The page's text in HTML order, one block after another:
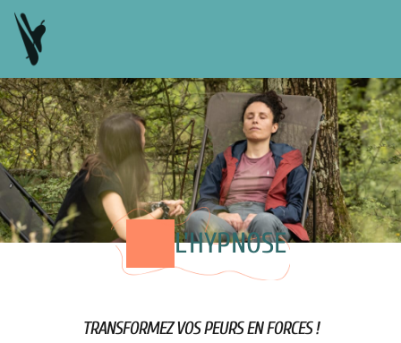
L'HYPNOSE
TRANSFORMEZ VOS PEURS EN FORCES !